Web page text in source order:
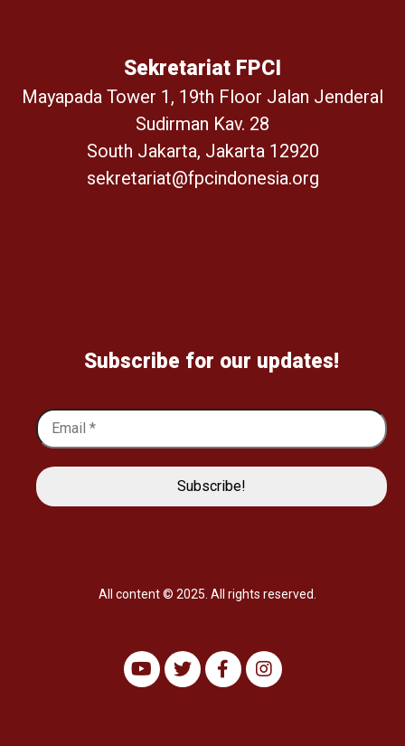
Sekretariat FPCI
Mayapada Tower 1, 19th Floor Jalan Jenderal
Sudirman Kav. 28
South Jakarta, Jakarta 12920
sekretariat@fpcindonesia.org
Subscribe for our updates!
All content © 2025. All rights reserved.